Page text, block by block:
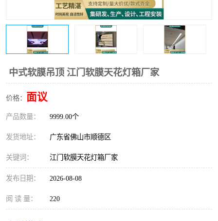
中式软膜吊顶 江门软膜天花灯箱厂家
价格： 面议
产品数量： 9999.00个
发货地址： 广东省佛山市顺德区
关键词： 江门软膜天花灯箱厂家
发布日期： 2026-08-08
阅 读 量： 220